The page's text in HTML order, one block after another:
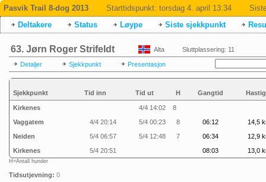
Pasvik Trail 8-dog 2013 Starttidspunkt: torsdag 4. april 13:34
Deltakere
Status Løype Siste sjekkpunkt
63. Jørn Roger Strifeldt Alta Sluttplassering: 11
Detaljer Sjekkpunkt Presentasjon
Sjekkpunkt Tid inn Tid ut H Gangtid
Kirkenes 4/4 14:02
8
Vaggatem
4/4 20:14 5/4 00:23 8 06:12
14,5
Neiden
5/4 06:57 5/4 12:48 7 06:34
12,9
Kirkenes
5/4 20:51 08:03 13,0
H=Antall hunder
Tidsutjevning: 0